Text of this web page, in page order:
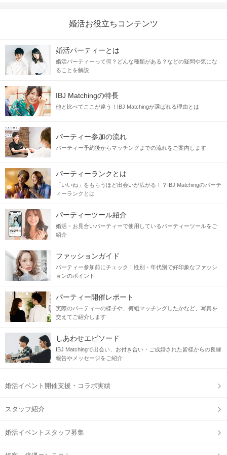
婚活お役立ちコンテンツ
婚活パーティーとは
婚活パーティーって何？どんな種類がある？などの疑問や気にな
ることを解説
IBJ Matchingの特長
他と比べてここが違う！IBJ Matchingが選ばれる理由とは
パーティー参加の流れ
パーティー予約後からマッチングまでの流れをご案内します
パーティーランクとは
「いいね」をもらうほど出会いが広がる！？IBJ Matchingのパーテ
ィーランクとは
パーティーツール紹介
婚活・お見合いパーティーで使用しているパーティーツールをご
紹介
ファッションガイド
パーティー参加前にチェック！性別・年代別で好印象なファッシ
ョンのポイント
パーティー開催レポート
実際のパーティーの様子や、何組マッチングしたかなど、写真を
交えてご紹介します
しあわせエピソード
IBJ Matchingで出会い、お付き合い・ご成婚された皆様からの良縁
報告やメッセージをご紹介
婚活イベント開催支援・コラボ実績
スタッフ紹介
婚活イベントスタッフ募集